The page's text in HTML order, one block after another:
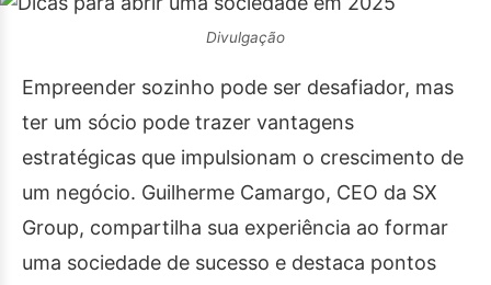
Divulgação
Empreender sozinho pode ser desafiador, mas
ter um sócio pode trazer vantagens
estratégicas que impulsionam o crescimento de
um negócio. Guilherme Camargo, CEO da SX
Group, compartilha sua experiência ao formar
uma sociedade de sucesso e destaca pontos